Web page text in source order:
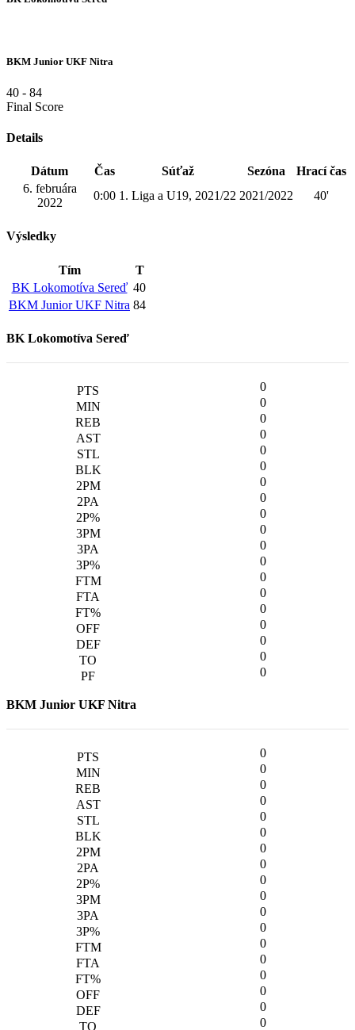
BKM Junior UKF Nitra
40 - 84
Final Score
Details
Dátum Čas Súťaž Sezóna
Hrací čas
6. februára
2022
0:00 1. Liga a U19, 2021/22 2021/2022 40'
Výsledky
Tím
T
BK Lokomotíva Sereď 40
BKM Junior UKF Nitra 84
BK Lokomotíva Sereď
0
0
0
0
0
0
0
0
0
0
0
0
0
0
0
0
0
0
0
BKM Junior UKF Nitra
0
0
0
0
0
0
0
0
0
0
0
0
0
0
0
0
0
0